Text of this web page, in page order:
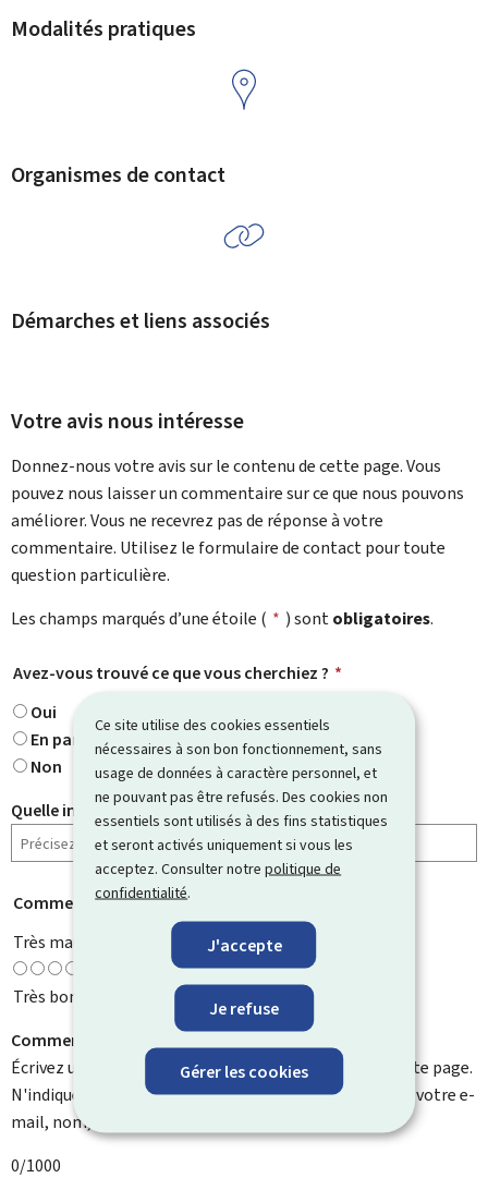
Ce site utilise des cookies essentiels
nécessaires à son bon fonctionnement, sans
usage de données à caractère personnel, et
ne pouvant pas être refusés. Des cookies non
essentiels sont utilisés à des fins statistiques
et seront activés uniquement si vous les
acceptez. Consulter notrepolitique de
confidentialité.
J'accepte
Je refuse
Gérer les cookies
Modalités pratiques
Organismes de contact
Démarches et liens associés
Votre avis nous intéresse
Donnez-nous votre avis sur le contenu de cette page. Vous
pouvez nous laisser un commentaire sur ce que nous pouvons
améliorer. Vous ne recevrez pas de réponse à votre
commentaire. Utilisez le formulaire de contact pour toute
question particulière.
Les champs marqués d’une étoile ( * ) sontobligatoires.
Avez-vous trouvé ce que vous cherchiez ? *
Oui
En partie
Non
Quelle information cherchiez-vous ?
Comment évaluez-vous cette page ?
Très mauvaise
Très bonne
Comment pouvons-nous l'améliorer ?
Écrivez un commentaire et aidez-nous à améliorer cette page.
N'indiquez pas d'informations personnelles telles que votre e-
mail, nom, numéro de téléphone, etc.
0/1000